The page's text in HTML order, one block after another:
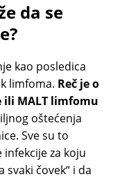
da se
kao posledica
limfoma. Reč je o
MALT limfomu
oštećenja
Sve su to
za koju
svaki čovek“ i da